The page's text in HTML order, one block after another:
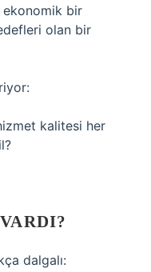
ekonomik bir
olan bir
kalitesi her
dalgalı: